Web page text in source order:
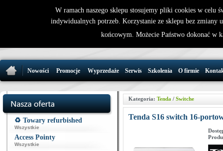
32 721 86
Nowości Promocje Wyprzedaże Serwis Szkolenia O firmie
♻️ Towary refurbished
Wszystkie
Access Pointy
Wszystkie
Kategoria: Tenda / Switche
Tenda S16 switch 16-
W ramach naszego sklepu stosujemy pliki cookies w celu
indywidualnych potrzeb. Korzystanie ze sklepu bez zmiany
końcowym. Możecie Państwo dokonać w